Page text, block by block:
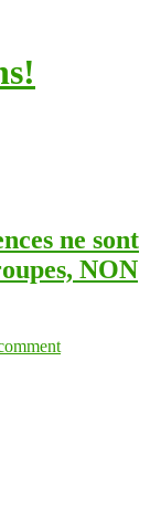
ne sont
NON